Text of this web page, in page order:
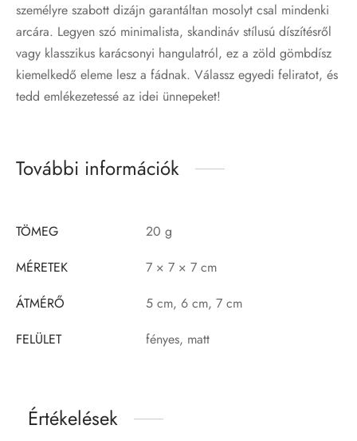
személyre szabott dizájn garantáltan mosolyt csal mindenki
arcára. Legyen szó minimalista, skandináv stílusú díszítésről
vagy klasszikus karácsonyi hangulatról, ez a zöld gömbdísz
kiemelkedő eleme lesz a fádnak. Válassz egyedi feliratot, és
tedd emlékezetessé az idei ünnepeket!
További információk
TÖMEG
20 g
MÉRETEK
7 × 7 × 7 cm
ÁTMÉRŐ
5 cm, 6 cm, 7 cm
FELÜLET
fényes, matt
Értékelések